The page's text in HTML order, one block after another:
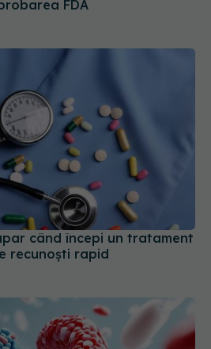
când începi un tratament
recunoști rapid